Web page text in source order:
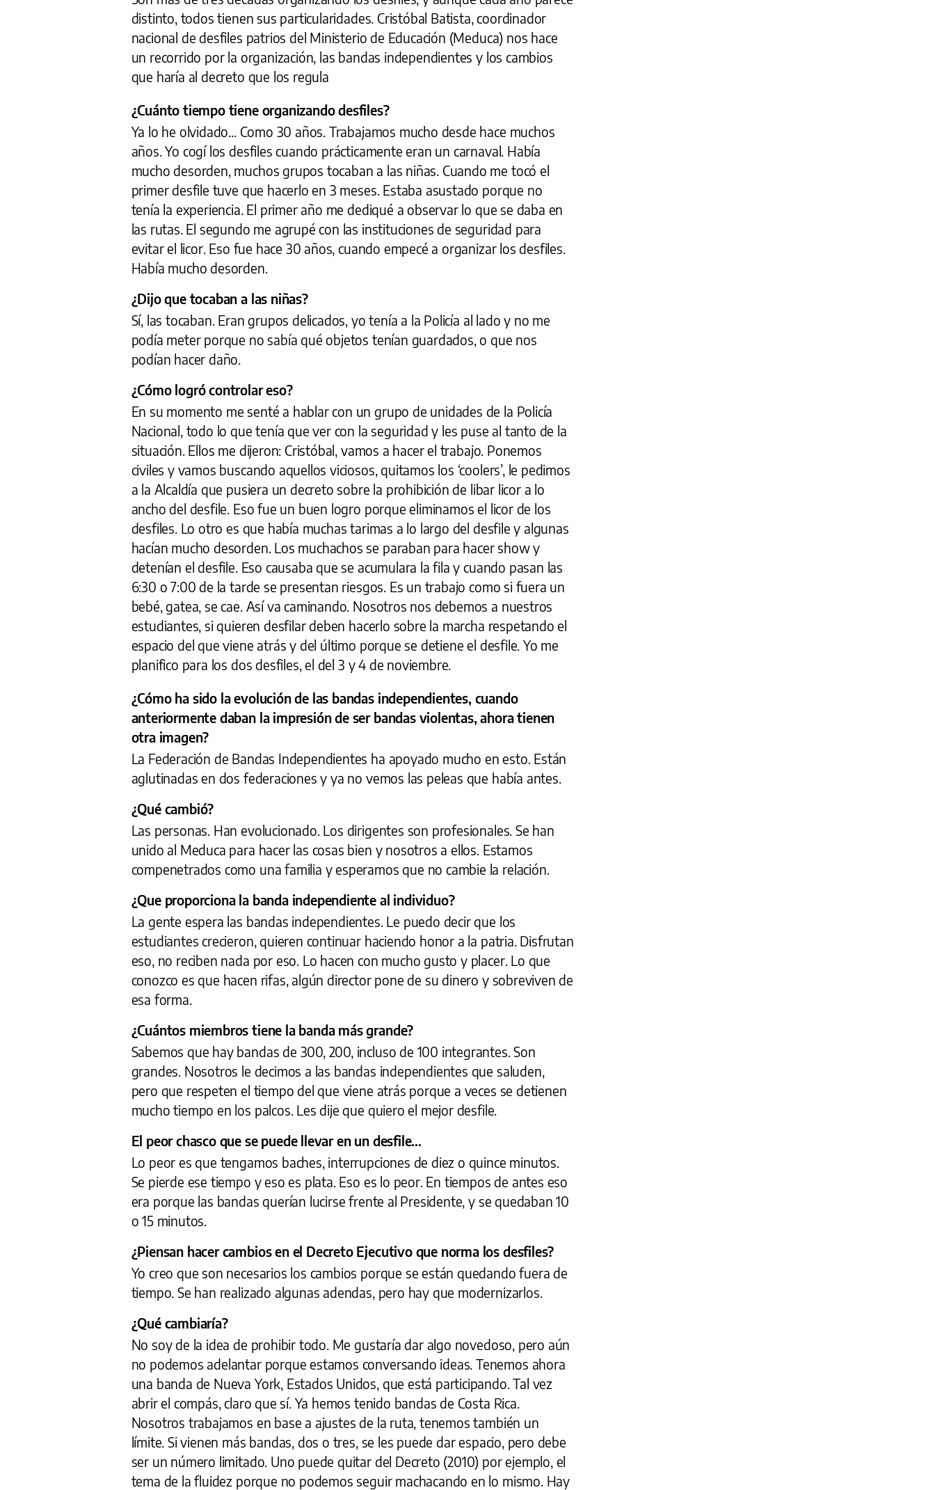
distinto, todos tienen sus particularidades. Cristóbal Batista, coordinador
nacional de desfiles patrios del Ministerio de Educación (Meduca) nos hace
un recorrido por la organización, las bandas independientes y los cambios
que haría al decreto que los regula
¿Cuánto tiempo tiene organizando desfiles?
Ya lo he olvidado... Como 30 años. Trabajamos mucho desde hace muchos
años. Yo cogí los desfiles cuando prácticamente eran un carnaval. Había
mucho desorden, muchos grupos tocaban a las niñas. Cuando me tocó el
primer desfile tuve que hacerlo en 3 meses. Estaba asustado porque no
tenía la experiencia. El primer año me dediqué a observar lo que se daba en
las rutas. El segundo me agrupé con las instituciones de seguridad para
evitar el licor. Eso fue hace 30 años, cuando empecé a organizar los desfiles.
Había mucho desorden.
¿Dijo que tocaban a las niñas?
Sí, las tocaban. Eran grupos delicados, yo tenía a la Policía al lado y no me
podía meter porque no sabía qué objetos tenían guardados, o que nos
podían hacer daño.
¿Cómo logró controlar eso?
En su momento me senté a hablar con un grupo de unidades de la Policía
Nacional, todo lo que tenía que ver con la seguridad y les puse al tanto de la
situación. Ellos me dijeron: Cristóbal, vamos a hacer el trabajo. Ponemos
civiles y vamos buscando aquellos viciosos, quitamos los ‘coolers’, le pedimos
a la Alcaldía que pusiera un decreto sobre la prohibición de libar licor a lo
ancho del desfile. Eso fue un buen logro porque eliminamos el licor de los
desfiles. Lo otro es que había muchas tarimas a lo largo del desfile y algunas
hacían mucho desorden. Los muchachos se paraban para hacer show y
detenían el desfile. Eso causaba que se acumulara la fila y cuando pasan las
6:30 o 7:00 de la tarde se presentan riesgos. Es un trabajo como si fuera un
bebé, gatea, se cae. Así va caminando. Nosotros nos debemos a nuestros
estudiantes, si quieren desfilar deben hacerlo sobre la marcha respetando el
espacio del que viene atrás y del último porque se detiene el desfile. Yo me
planifico para los dos desfiles, el del 3 y 4 de noviembre.
¿Cómo ha sido la evolución de las bandas independientes, cuando
anteriormente daban la impresión de ser bandas violentas, ahora tienen
otra imagen?
La Federación de Bandas Independientes ha apoyado mucho en esto. Están
aglutinadas en dos federaciones y ya no vemos las peleas que había antes.
¿Qué cambió?
Las personas. Han evolucionado. Los dirigentes son profesionales. Se han
unido al Meduca para hacer las cosas bien y nosotros a ellos. Estamos
compenetrados como una familia y esperamos que no cambie la relación.
¿Que proporciona la banda independiente al individuo?
La gente espera las bandas independientes. Le puedo decir que los
estudiantes crecieron, quieren continuar haciendo honor a la patria. Disfrutan
eso, no reciben nada por eso. Lo hacen con mucho gusto y placer. Lo que
conozco es que hacen rifas, algún director pone de su dinero y sobreviven de
esa forma.
¿Cuántos miembros tiene la banda más grande?
Sabemos que hay bandas de 300, 200, incluso de 100 integrantes. Son
grandes. Nosotros le decimos a las bandas independientes que saluden,
pero que respeten el tiempo del que viene atrás porque a veces se detienen
mucho tiempo en los palcos. Les dije que quiero el mejor desfile.
El peor chasco que se puede llevar en un desfile...
Lo peor es que tengamos baches, interrupciones de diez o quince minutos.
Se pierde ese tiempo y eso es plata. Eso es lo peor. En tiempos de antes eso
era porque las bandas querían lucirse frente al Presidente, y se quedaban 10
o 15 minutos.
¿Piensan hacer cambios en el Decreto Ejecutivo que norma los desfiles?
Yo creo que son necesarios los cambios porque se están quedando fuera de
tiempo. Se han realizado algunas adendas, pero hay que modernizarlos.
¿Qué cambiaría?
No soy de la idea de prohibir todo. Me gustaría dar algo novedoso, pero aún
no podemos adelantar porque estamos conversando ideas. Tenemos ahora
una banda de Nueva York, Estados Unidos, que está participando. Tal vez
abrir el compás, claro que sí. Ya hemos tenido bandas de Costa Rica.
Nosotros trabajamos en base a ajustes de la ruta, tenemos también un
límite. Si vienen más bandas, dos o tres, se les puede dar espacio, pero debe
ser un número limitado. Uno puede quitar del Decreto (2010) por ejemplo, el
tema de la fluidez porque no podemos seguir machacando en lo mismo. Hay